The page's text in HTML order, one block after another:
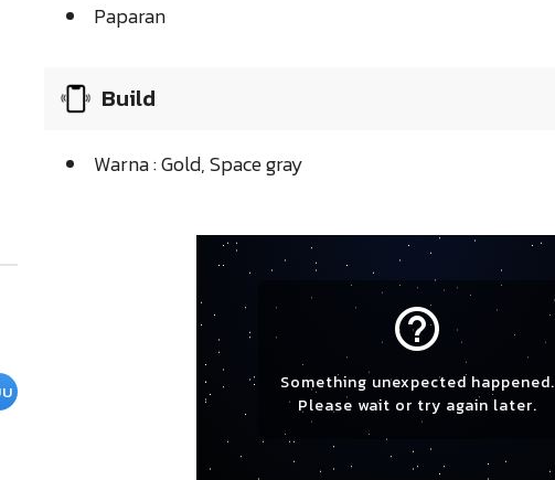
Paparan
Build
Warna : Gold, Space gray
help_outline
Something unexpected happened.
Please wait or try again later.